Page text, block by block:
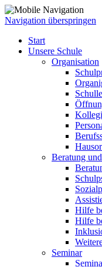
Navigation überspringen
Start
Unsere Schule
Organisation
Beratung
Hilfe
Hilfe
Seminar